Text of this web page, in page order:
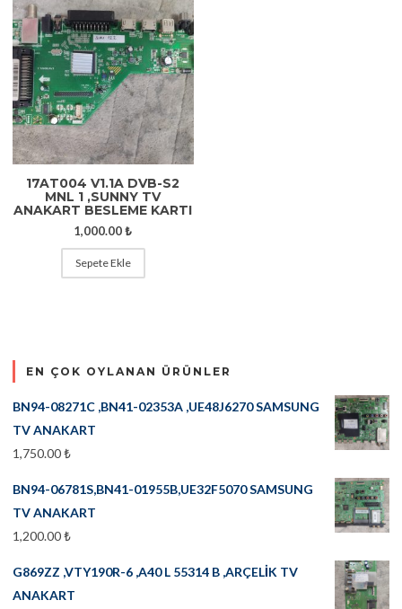
17AT004 V1.1A DVB-S2
MNL 1 ,SUNNY TV
ANAKART BESLEME KARTI
1,000.00₺
Sepete Ekle
EN ÇOK OYLANAN ÜRÜNLER
BN94-08271C ,BN41-02353A ,UE48J6270 SAMSUNG
TV ANAKART
1,750.00₺
BN94-06781S,BN41-01955B,UE32F5070 SAMSUNG
TV ANAKART
1,200.00₺
G869ZZ ,VTY190R-6 ,A40 L 55314 B ,ARÇELİK TV
ANAKART